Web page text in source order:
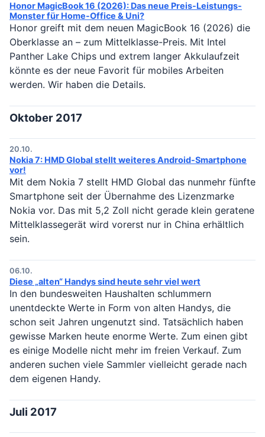
Honor MagicBook 16 (2026): Das neue Preis-Leistungs-
Monster für Home-Office & Uni?
Honor greift mit dem neuen MagicBook 16 (2026) die
Oberklasse an – zum Mittelklasse-Preis. Mit Intel
Panther Lake Chips und extrem langer Akkulaufzeit
könnte es der neue Favorit für mobiles Arbeiten
werden. Wir haben die Details.
Oktober 2017
20.10.
Nokia 7: HMD Global stellt weiteres Android-Smartphone
vor!
Mit dem Nokia 7 stellt HMD Global das nunmehr fünfte
Smartphone seit der Übernahme des Lizenzmarke
Nokia vor. Das mit 5,2 Zoll nicht gerade klein geratene
Mittelklassegerät wird vorerst nur in China erhältlich
sein.
06.10.
Diese „alten“ Handys sind heute sehr viel wert
In den bundesweiten Haushalten schlummern
unentdeckte Werte in Form von alten Handys, die
schon seit Jahren ungenutzt sind. Tatsächlich haben
gewisse Marken heute enorme Werte. Zum einen gibt
es einige Modelle nicht mehr im freien Verkauf. Zum
anderen suchen viele Sammler vielleicht gerade nach
dem eigenen Handy.
Juli 2017